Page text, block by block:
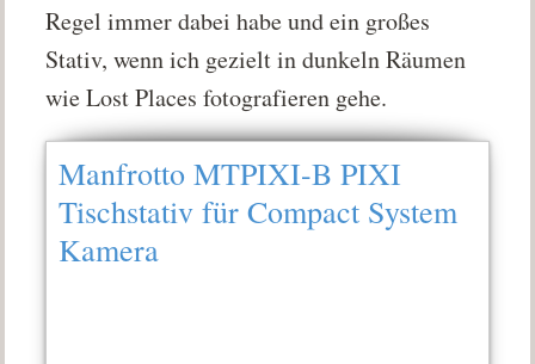
Regel immer dabei habe und ein großes
Stativ, wenn ich gezielt in dunkeln Räumen
wie Lost Places fotografieren gehe.
Manfrotto MTPIXI-B PIXI
Tischstativ für Compact System
Kamera